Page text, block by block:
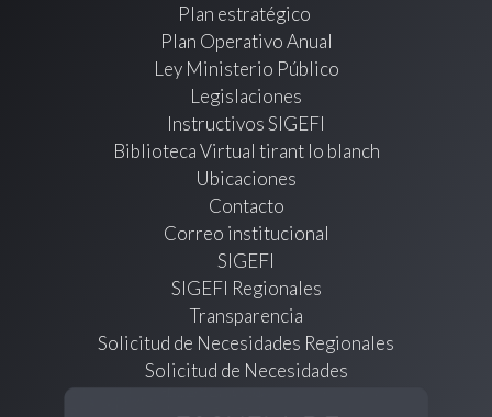
Plan estratégico
Plan Operativo Anual
Ley Ministerio Público
Legislaciones
Instructivos SIGEFI
Biblioteca Virtual tirant lo blanch
Ubicaciones
Contacto
Correo institucional
SIGEFI
SIGEFI Regionales
Transparencia
Solicitud de Necesidades Regionales
Solicitud de Necesidades